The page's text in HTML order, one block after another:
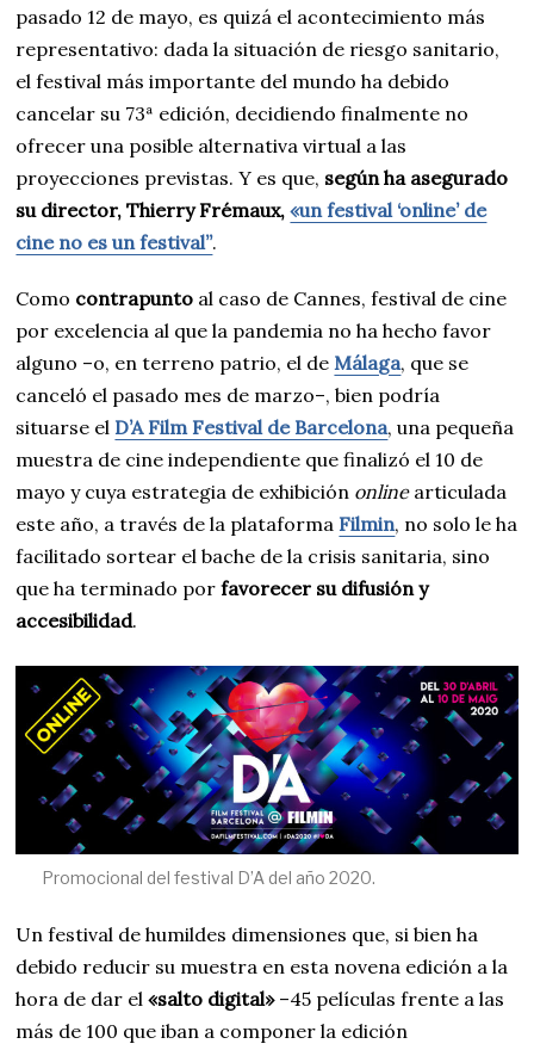
pasado 12 de mayo, es quizá el acontecimiento más
representativo: dada la situación de riesgo sanitario,
el festival más importante del mundo ha debido
cancelar su 73ª edición, decidiendo finalmente no
ofrecer una posible alternativa virtual a las
proyecciones previstas. Y es que, según ha asegurado
su director, Thierry Frémaux,«un festival ‘online’ de
cine no es un festival”.
Como contrapunto al caso de Cannes, festival de cine
por excelencia al que la pandemia no ha hecho favor
alguno –o, en terreno patrio, el deMálaga, que se
canceló el pasado mes de marzo–, bien podría
situarse el D’A Film Festival de Barcelona, una pequeña
muestra de cine independiente que finalizó el 10 de
mayo y cuya estrategia de exhibición onlinearticulada
este año, a través de la plataforma Filmin, no solo le ha
facilitado sortear el bache de la crisis sanitaria, sino
que ha terminado porfavorecer su difusión y
accesibilidad.
Promocional del festival D’A del año 2020.
Un festival de humildes dimensiones que, si bien ha
debido reducir su muestra en esta novena edición a la
hora de dar el«salto digital»–45 películas frente a las
más de 100 que iban a componer la edición